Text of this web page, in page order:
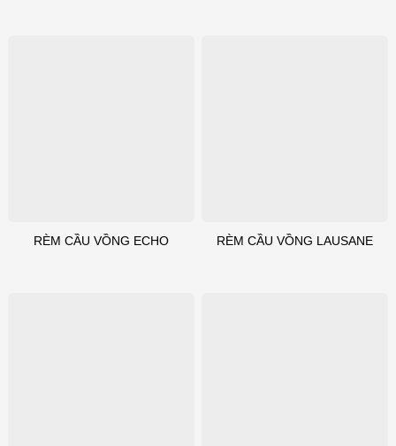
RÈM CẦU VỒNG ECHO RÈM CẦU VỒNG LAUSANE